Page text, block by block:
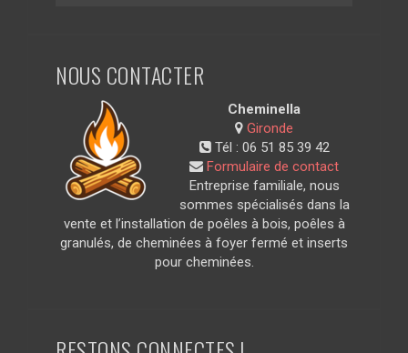
NOUS CONTACTER
Cheminella
Gironde
Tél : 06 51 85 39 42
Formulaire de contact
Entreprise familiale, nous
sommes spécialisés dans la
vente et l’installation de poêles à bois, poêles à
granulés, de cheminées à foyer fermé et inserts
pour cheminées.